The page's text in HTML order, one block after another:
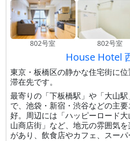
802号室 802号室
House Hotel
東京・板橋区の静かな住宅街に
滞在先です。
最寄りの「下板橋駅」や「大山
で、池袋・新宿・渋谷などの主
好。周辺には「ハッピーロード
山商店街」など、地元の雰囲気
があり、飲食店やカフェ、スーパ